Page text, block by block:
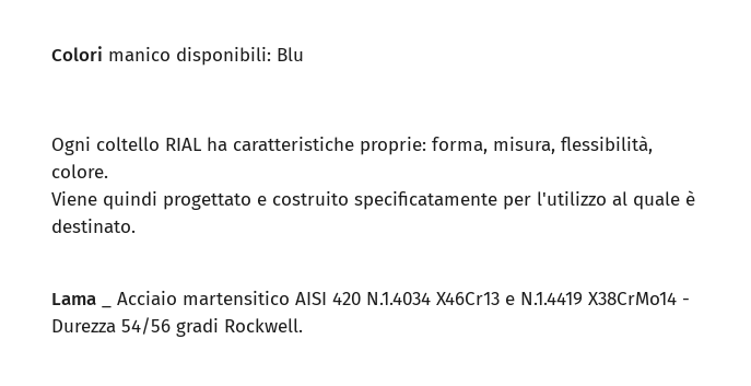
Colori manico disponibili: Blu
Ogni coltello RIAL ha caratteristiche proprie: forma, misura, flessibilità,
colore.
Viene quindi progettato e costruito specificatamente per l'utilizzo al quale è
destinato.
Lama _ Acciaio martensitico AISI 420 N.1.4034 X46Cr13 e N.1.4419 X38CrMo14 -
Durezza 54/56 gradi Rockwell.